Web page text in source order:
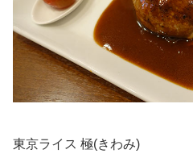
東京ライス 極(きわみ)